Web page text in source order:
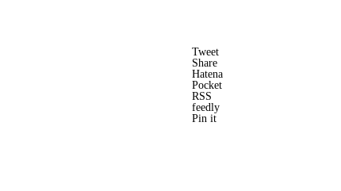
Tweet
Share
Hatena
Pocket
RSS
feedly
Pin it